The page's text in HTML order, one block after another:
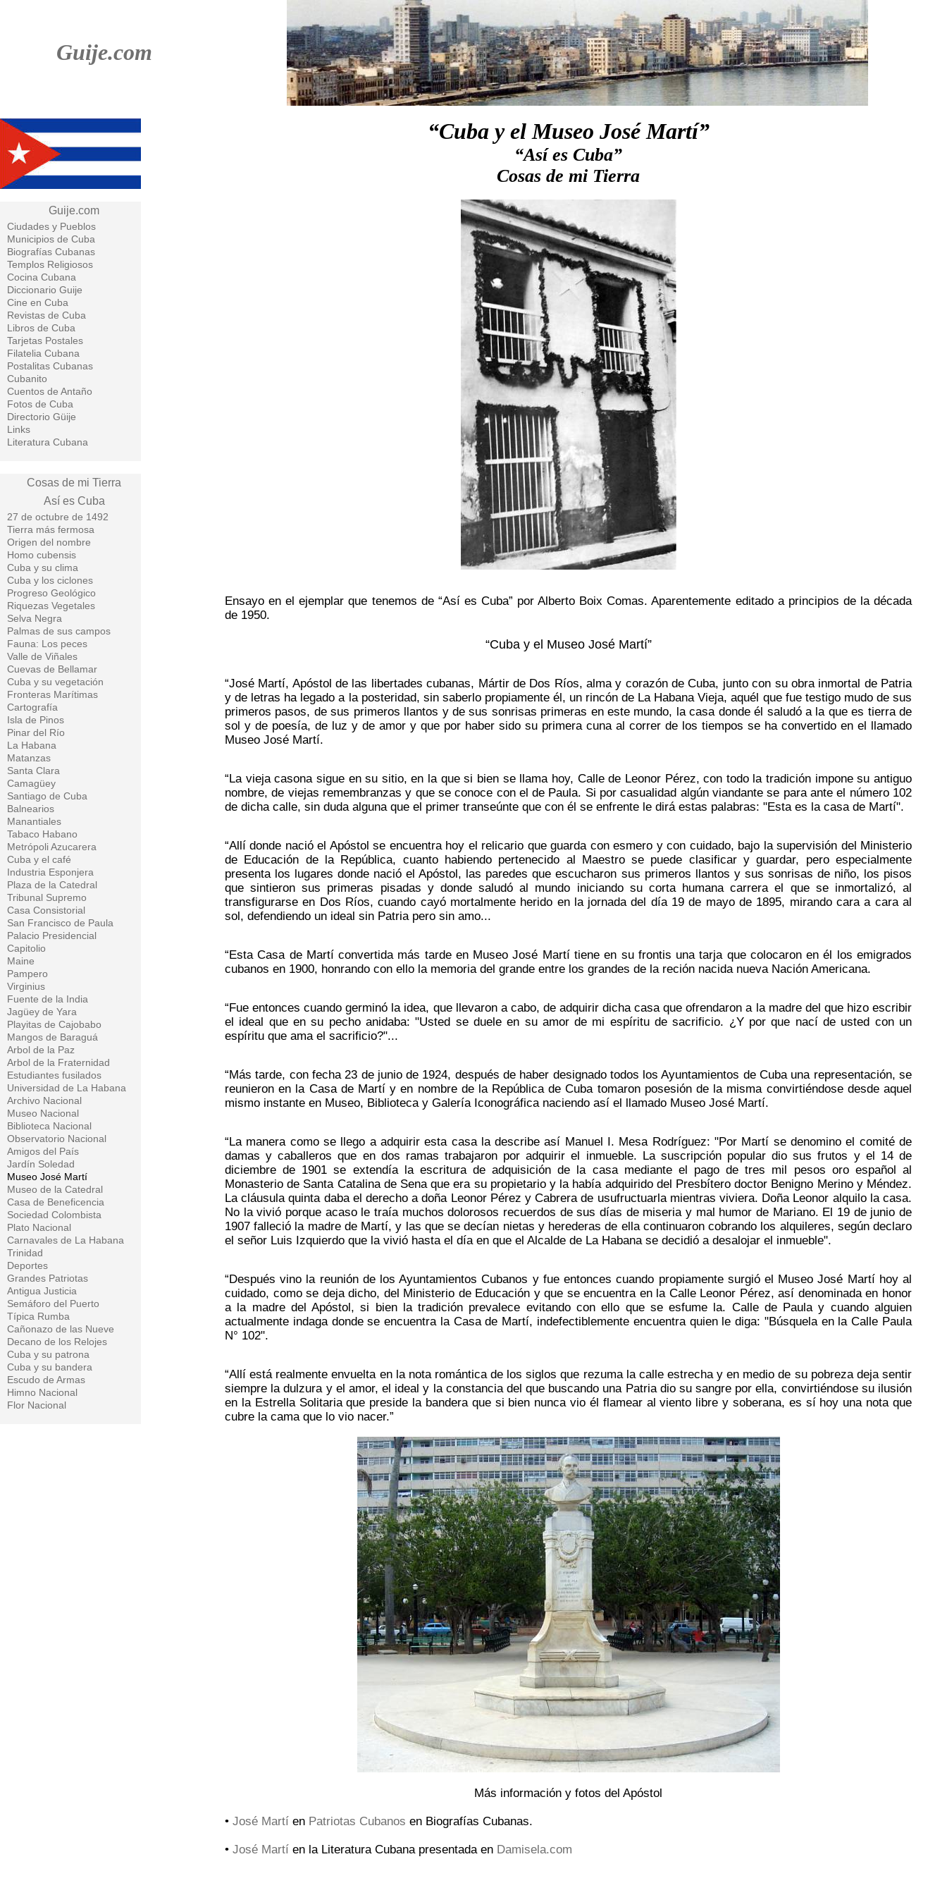
Guije.com
Guije.com
Ciudades y Pueblos
Municipios de Cuba
Biografías Cubanas
Templos Religiosos
Cocina Cubana
Diccionario Guije
Cine en Cuba
Revistas de Cuba
Libros de Cuba
Tarjetas Postales
Filatelia Cubana
Postalitas Cubanas
Cubanito
Cuentos de Antaño
Fotos de Cuba
Directorio Güije
Links
Literatura Cubana
Cosas de mi Tierra
Así es Cuba
27 de octubre de 1492
Tierra más fermosa
Origen del nombre
Homo cubensis
Cuba y su clima
Cuba y los ciclones
Progreso Geológico
Riquezas Vegetales
Selva Negra
Palmas de sus campos
Fauna: Los peces
Valle de Viñales
Cuevas de Bellamar
Cuba y su vegetación
Fronteras Marítimas
Cartografía
Isla de Pinos
Pinar del Río
La Habana
Matanzas
Santa Clara
Camagüey
Santiago de Cuba
Balnearios
Manantiales
Tabaco Habano
Metrópoli Azucarera
Cuba y el café
Industria Esponjera
Plaza de la Catedral
Tribunal Supremo
Casa Consistorial
San Francisco de Paula
Palacio Presidencial
Capitolio
Maine
Pampero
Virginius
Fuente de la India
Jagüey de Yara
Playitas de Cajobabo
Mangos de Baraguá
Arbol de la Paz
Arbol de la Fraternidad
Estudiantes fusilados
Universidad de La Habana
Archivo Nacional
Museo Nacional
Biblioteca Nacional
Observatorio Nacional
Amigos del País
Jardín Soledad
Museo José Martí
Museo de la Catedral
Casa de Beneficencia
Sociedad Colombista
Plato Nacional
Carnavales de La Habana
Trinidad
Deportes
Grandes Patriotas
Antigua Justicia
Semáforo del Puerto
Típica Rumba
Cañonazo de las Nueve
Decano de los Relojes
Cuba y su patrona
Cuba y su bandera
Escudo de Armas
Himno Nacional
Flor Nacional
“Cuba y el Museo José Martí”
“Así es Cuba”
Cosas de mi Tierra
Ensayo en el ejemplar que tenemos de “Así es Cuba” por Alberto Boix Comas. Aparentemente editado a principios de la década
de 1950.
“Cuba y el Museo José Martí”
“José Martí, Apóstol de las libertades cubanas, Mártir de Dos Ríos, alma y corazón de Cuba, junto con su obra inmortal de Patria
y de letras ha legado a la posteridad, sin saberlo propiamente él, un rincón de La Habana Vieja, aquél que fue testigo mudo de sus
primeros pasos, de sus primeros llantos y de sus sonrisas primeras en este mundo, la casa donde él saludó a la que es tierra de
sol y de poesía, de luz y de amor y que por haber sido su primera cuna al correr de los tiempos se ha convertido en el llamado
Museo José Martí.
“La vieja casona sigue en su sitio, en la que si bien se llama hoy, Calle de Leonor Pérez, con todo la tradición impone su antiguo
nombre, de viejas remembranzas y que se conoce con el de Paula. Si por casualidad algún viandante se para ante el número 102
de dicha calle, sin duda alguna que el primer transeúnte que con él se enfrente le dirá estas palabras: "Esta es la casa de Martí".
“Allí donde nació el Apóstol se encuentra hoy el relicario que guarda con esmero y con cuidado, bajo la supervisión del Ministerio
de Educación de la República, cuanto habiendo pertenecido al Maestro se puede clasificar y guardar, pero especialmente
presenta los lugares donde nació el Apóstol, las paredes que escucharon sus primeros llantos y sus sonrisas de niño, los pisos
que sintieron sus primeras pisadas y donde saludó al mundo iniciando su corta humana carrera el que se inmortalizó, al
transfigurarse en Dos Ríos, cuando cayó mortalmente herido en la jornada del día 19 de mayo de 1895, mirando cara a cara al
sol, defendiendo un ideal sin Patria pero sin amo...
“Esta Casa de Martí convertida más tarde en Museo José Martí tiene en su frontis una tarja que colocaron en él los emigrados
cubanos en 1900, honrando con ello la memoria del grande entre los grandes de la reción nacida nueva Nación Americana.
“Fue entonces cuando germinó la idea, que llevaron a cabo, de adquirir dicha casa que ofrendaron a la madre del que hizo escribir
el ideal que en su pecho anidaba: "Usted se duele en su amor de mi espíritu de sacrificio. ¿Y por que nací de usted con un
espíritu que ama el sacrificio?"...
“Más tarde, con fecha 23 de junio de 1924, después de haber designado todos los Ayuntamientos de Cuba una representación, se
reunieron en la Casa de Martí y en nombre de la República de Cuba tomaron posesión de la misma convirtiéndose desde aquel
mismo instante en Museo, Biblioteca y Galería Iconográfica naciendo así el llamado Museo José Martí.
“La manera como se llego a adquirir esta casa la describe así Manuel I. Mesa Rodríguez: "Por Martí se denomino el comité de
damas y caballeros que en dos ramas trabajaron por adquirir el inmueble. La suscripción popular dio sus frutos y el 14 de
diciembre de 1901 se extendía la escritura de adquisición de la casa mediante el pago de tres mil pesos oro español al
Monasterio de Santa Catalina de Sena que era su propietario y la había adquirido del Presbítero doctor Benigno Merino y Méndez.
La cláusula quinta daba el derecho a doña Leonor Pérez y Cabrera de usufructuarla mientras viviera. Doña Leonor alquilo la casa.
No la vivió porque acaso le traía muchos dolorosos recuerdos de sus días de miseria y mal humor de Mariano. El 19 de junio de
1907 falleció la madre de Martí, y las que se decían nietas y herederas de ella continuaron cobrando los alquileres, según declaro
el señor Luis Izquierdo que la vivió hasta el día en que el Alcalde de La Habana se decidió a desalojar el inmueble".
“Después vino la reunión de los Ayuntamientos Cubanos y fue entonces cuando propiamente surgió el Museo José Martí hoy al
cuidado, como se deja dicho, del Ministerio de Educación y que se encuentra en la Calle Leonor Pérez, así denominada en honor
a la madre del Apóstol, si bien la tradición prevalece evitando con ello que se esfume la. Calle de Paula y cuando alguien
actualmente indaga donde se encuentra la Casa de Martí, indefectiblemente encuentra quien le diga: "Búsquela en la Calle Paula
N° 102".
“Allí está realmente envuelta en la nota romántica de los siglos que rezuma la calle estrecha y en medio de su pobreza deja sentir
siempre la dulzura y el amor, el ideal y la constancia del que buscando una Patria dio su sangre por ella, convirtiéndose su ilusión
en la Estrella Solitaria que preside la bandera que si bien nunca vio él flamear al viento libre y soberana, es sí hoy una nota que
cubre la cama que lo vio nacer.”
Más información y fotos del Apóstol
• José Martí en Patriotas Cubanos en Biografías Cubanas.
• José Martí en la Literatura Cubana presentada en Damisela.com